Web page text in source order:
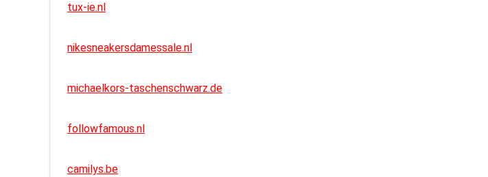
tux-ie.nl
nikesneakersdamessale.nl
michaelkors-taschenschwarz.de
followfamous.nl
camilys.be